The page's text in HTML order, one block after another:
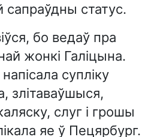
статус.
бо ведаў пра
жонкі Галіцына.
супліку
злітаваўшыся,
слуг і грошы
яе ў Пецярбург.